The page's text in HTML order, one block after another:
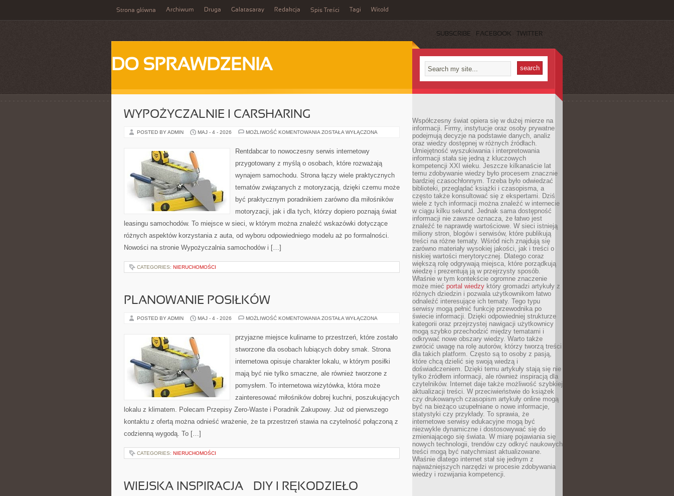
Strona główna Archiwum Druga Galatasaray Redakcja Spis Treści Tagi Witold
SUBSCRIBE FACEBOOK TWITTER
DO SPRAWDZENIA
WYPOŻYCZALNIE I CARSHARING
POSTED BY ADMIN MAJ - 4 - 2026 MOŻLIWOŚĆ KOMENTOWANIA WYPOŻYCZALNIE
ZOSTAŁA WYŁĄCZONA
Rentdabcar to nowoczesny serwis internetowy
przygotowany z myślą o osobach, które rozważają
wynajem samochodu. Strona łączy wiele praktycznych
tematów związanych z motoryzacją, dzięki czemu może
być praktycznym poradnikiem zarówno dla miłośników
motoryzacji, jak i dla tych, którzy dopiero poznają świat
leasingu samochodów. To miejsce w sieci, w którym można znaleźć wskazówki dotyczące
różnych aspektów korzystania z auta, od wyboru odpowiedniego modelu aż po formalności.
Nowości na stronie Wypożyczalnia samochodów i […]
CATEGORIES: NIERUCHOMOŚCI
PLANOWANIE POSIŁKÓW
POSTED BY ADMIN MAJ - 4 - 2026 MOŻLIWOŚĆ KOMENTOWANIA PLANOWANIE
ZOSTAŁA WYŁĄCZONA
przyjazne miejsce kulinarne to przestrzeń, które zostało
stworzone dla osobach lubiących dobry smak. Strona
internetowa opisuje charakter lokalu, w którym posiłki
mają być nie tylko smaczne, ale również tworzone z
pomysłem. To internetowa wizytówka, która może
zainteresować miłośników dobrej kuchni, poszukujących
lokalu z klimatem. Polecam Przepisy Zero-Waste i Poradnik Zakupowy. Już od pierwszego
kontaktu z ofertą można odnieść wrażenie, że ta przestrzeń stawia na czytelność połączoną z
codzienną wygodą. To […]
CATEGORIES: NIERUCHOMOŚCI
WIEJSKA INSPIRACJA – DIY I RĘKODZIEŁO
Współczesny świat opiera się w dużej mierze na
informacji. Firmy, instytucje oraz osoby prywatne
podejmują decyzje na podstawie danych, analiz
oraz wiedzy dostępnej w różnych źródłach.
Umiejętność wyszukiwania i interpretowania
informacji stała się jedną z kluczowych
kompetencji XXI wieku. Jeszcze kilkanaście lat
temu zdobywanie wiedzy było procesem znacznie
bardziej czasochłonnym. Trzeba było odwiedzać
biblioteki, przeglądać książki i czasopisma, a
często także konsultować się z ekspertami. Dziś
wiele z tych informacji można znaleźć w internecie
w ciągu kilku sekund. Jednak sama dostępność
informacji nie zawsze oznacza, że łatwo jest
znaleźć te naprawdę wartościowe. W sieci istnieją
miliony stron, blogów i serwisów, które publikują
treści na różne tematy. Wśród nich znajdują się
zarówno materiały wysokiej jakości, jak i treści o
niskiej wartości merytorycznej. Dlatego coraz
większą rolę odgrywają miejsca, które porządkują
wiedzę i prezentują ją w przejrzysty sposób.
Właśnie w tym kontekście ogromne znaczenie
może mieć portal wiedzy który gromadzi artykuły z
różnych dziedzin i pozwala użytkownikom łatwo
odnaleźć interesujące ich tematy. Tego typu
serwisy mogą pełnić funkcję przewodnika po
świecie informacji. Dzięki odpowiedniej strukturze
kategorii oraz przejrzystej nawigacji użytkownicy
mogą szybko przechodzić między tematami i
odkrywać nowe obszary wiedzy. Warto także
zwrócić uwagę na rolę autorów, którzy tworzą treści
dla takich platform. Często są to osoby z pasją,
które chcą dzielić się swoją wiedzą i
doświadczeniem. Dzięki temu artykuły stają się nie
tylko źródłem informacji, ale również inspiracją dla
czytelników. Internet daje także możliwość szybkiej
aktualizacji treści. W przeciwieństwie do książek
czy drukowanych czasopism artykuły online mogą
być na bieżąco uzupełniane o nowe informacje,
statystyki czy przykłady. To sprawia, że
internetowe serwisy edukacyjne mogą być
niezwykle dynamiczne i dostosowywać się do
zmieniającego się świata. W miarę pojawiania się
nowych technologii, trendów czy odkryć naukowych
treści mogą być natychmiast aktualizowane.
Właśnie dlatego internet stał się jednym z
najważniejszych narzędzi w procesie zdobywania
wiedzy i rozwijania kompetencji.